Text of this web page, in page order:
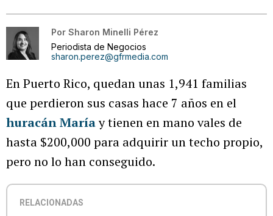
Por Sharon Minelli Pérez
Periodista de Negocios
sharon.perez@gfrmedia.com
En Puerto Rico, quedan unas 1,941 familias
que perdieron sus casas hace 7 años en el
huracán Maríay tienen en mano vales de
hasta $200,000 para adquirir un techo propio,
pero no lo han conseguido.
RELACIONADAS